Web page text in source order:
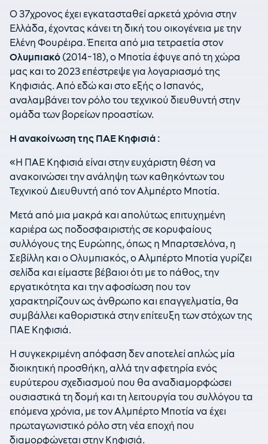
Ο 37χρονος έχει εγκατασταθεί αρκετά χρόνια στην
Ελλάδα, έχοντας κάνει τη δική του οικογένεια με την
Ελένη Φουρέιρα. Έπειτα από μια τετραετία στον
Ολυμπιακό (2014-18), ο Μποτία έφυγε από τη χώρα
μας και το 2023 επέστρεψε για λογαριασμό της
Κηφισιάς. Από εδώ και στο εξής ο Ισπανός,
αναλαμβάνει τον ρόλο του τεχνικού διευθυντή στην
ομάδα των βορείων προαστίων.
Η ανακοίνωση της ΠΑΕ Κηφισιά :
«Η ΠΑΕ Κηφισιά είναι στην ευχάριστη θέση να
ανακοινώσει την ανάληψη των καθηκόντων του
Τεχνικού Διευθυντή από τον Αλμπέρτο Μποτία.
Μετά από μια μακρά και απολύτως επιτυχημένη
καριέρα ως ποδοσφαιριστής σε κορυφαίους
συλλόγους της Ευρώπης, όπως η Μπαρτσελόνα, η
Σεβίλλη και ο Ολυμπιακός, ο Αλμπέρτο Μποτία γυρίζει
σελίδα και είμαστε βέβαιοι ότι με το πάθος, την
εργατικότητα και την αφοσίωση που τον
χαρακτηρίζουν ως άνθρωπο και επαγγελματία, θα
συμβάλλει καθοριστικά στην επίτευξη των στόχων της
ΠΑΕ Κηφισιά.
Η συγκεκριμένη απόφαση δεν αποτελεί απλώς μία
διοικητική προσθήκη, αλλά την αφετηρία ενός
ευρύτερου σχεδιασμού που θα αναδιαμορφώσει
ουσιαστικά τη δομή και τη λειτουργία του συλλόγου τα
επόμενα χρόνια, με τον Αλμπέρτο Μποτία να έχει
πρωταγωνιστικό ρόλο στη νέα εποχή που
διαμορφώνεται στην Κηφισιά.